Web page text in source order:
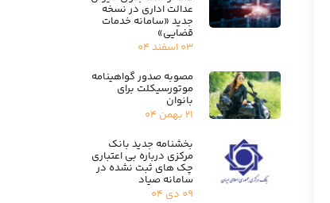
عدالت اداری در نسخه
جدید «سامانه خدمات
قضایی»
۰۳ اسفند ۰۴
مصوبه صدور گواهینامه
موتورسیکلت برای
بانوان
۲۱ بهمن ۰۴
بخشنامه جدید بانک
مرکزی درباره بی اعتباری
چک های ثبت نشده در
سامانه صیاد
۰۹ دی ۰۴